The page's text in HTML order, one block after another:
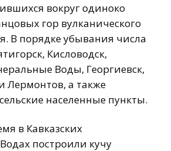
вокруг одиноко
гор вулканического
В порядке убывания числа
Кисловодск,
Воды, Георгиевск,
Лермонтов, а также
населенные пункты.
в Кавказских
построили кучу